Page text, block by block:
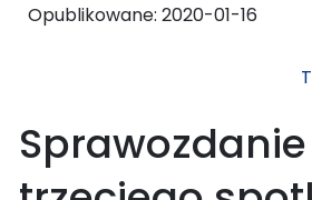
Opublikowane: 2020-01-16
Sprawozdanie